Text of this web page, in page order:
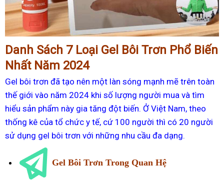
Danh Sách 7 Loại Gel Bôi Trơn Phổ Biến
Nhất Năm 2024
Gel bôi trơn đã tạo nên một làn sóng mạnh mẽ trên toàn
thế giới vào năm 2024 khi số lượng người mua và tìm
hiểu sản phẩm này gia tăng đột biến. Ở Việt Nam, theo
thống kê của tổ chức y tế, cứ 100 người thì có 20 người
sử dụng gel bôi trơn với những nhu cầu đa dạng.
Gel Bôi Trơn Trong Quan Hệ